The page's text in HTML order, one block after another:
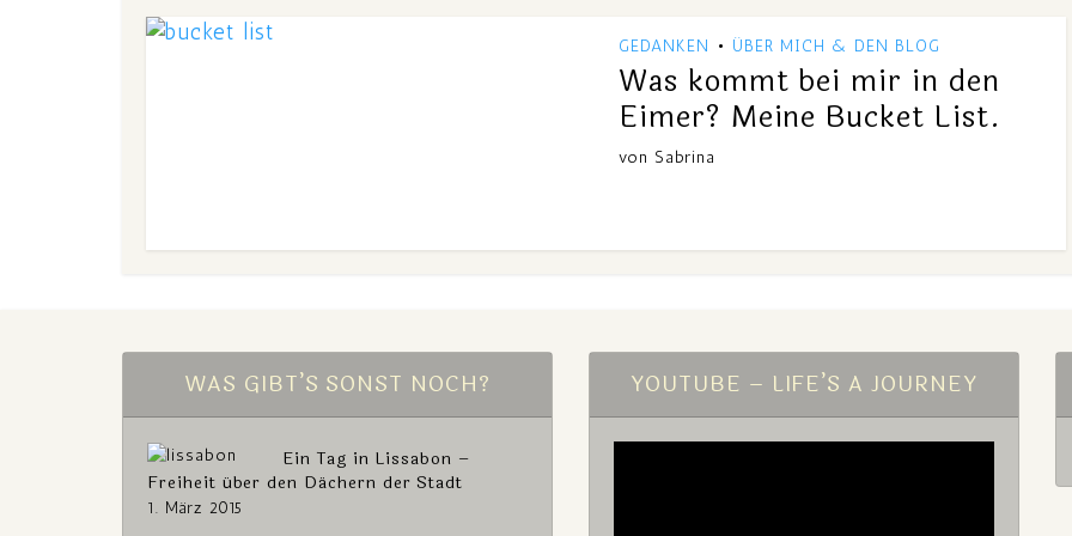
GEDANKEN • ÜBER MICH & DEN BLOG
Was kommt bei mir in den
Eimer? Meine Bucket List.
von Sabrina
WAS GIBT’S SONST NOCH?
Ein Tag in Lissabon –
Freiheit über den Dächern der Stadt
1. März 2015
YOUTUBE – LIFE’S A JOURNEY